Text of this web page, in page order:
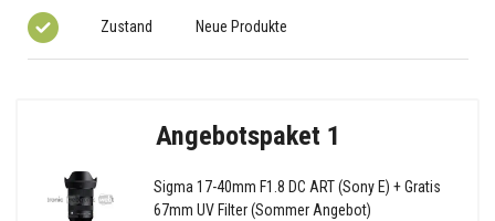
Zustand Neue Produkte
Angebotspaket 1
Sigma 17-40mm F1.8 DC ART (Sony E) + Gratis
67mm UV Filter (Sommer Angebot)